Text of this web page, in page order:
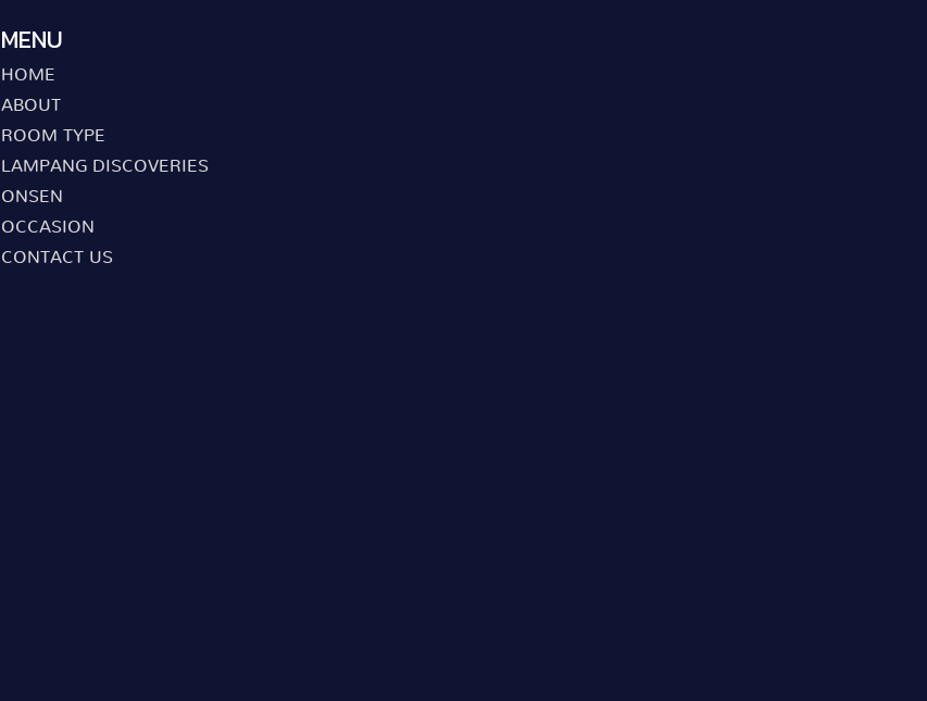
MENU
HOME
ABOUT
ROOM TYPE
LAMPANG DISCOVERIES
ONSEN
OCCASION
CONTACT US